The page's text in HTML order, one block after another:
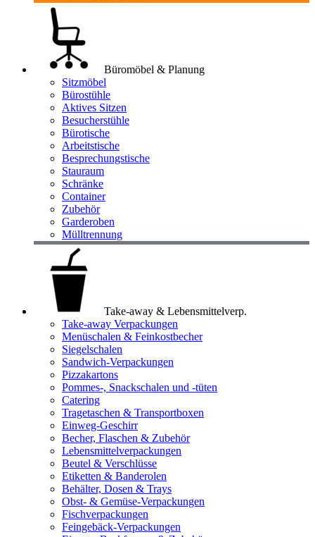
Büromöbel & Planung
Sitzmöbel
Bürostühle
Aktives Sitzen
Besucherstühle
Bürotische
Arbeitstische
Besprechungstische
Stauraum
Schränke
Container
Zubehör
Garderoben
Mülltrennung
Take-away & Lebensmittelverp.
Take-away Verpackungen
Menüschalen & Feinkostbecher
Siegelschalen
Sandwich-Verpackungen
Pizzakartons
Pommes-, Snackschalen und -tüten
Catering
Tragetaschen & Transportboxen
Einweg-Geschirr
Becher, Flaschen & Zubehör
Lebensmittelverpackungen
Beutel & Verschlüsse
Etiketten & Banderolen
Behälter, Dosen & Trays
Obst- & Gemüse-Verpackungen
Fischverpackungen
Feingebäck-Verpackungen